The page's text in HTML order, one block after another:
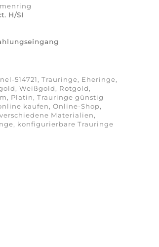
H/SI
514721, Trauringe, Eheringe,
Weißgold, Rotgold,
Platin, Trauringe günstig
kaufen, Online-Shop,
Materialien,
konfigurierbare Trauringe